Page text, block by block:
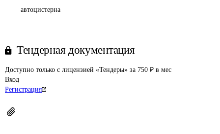
автоцистерна
Тендерная документация
Доступно только с лицензией «Тендеры» за 750 ₽ в мес
Вход
Регистрация